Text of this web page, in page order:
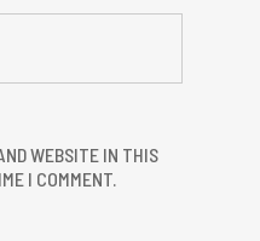
WEBSITE IN THIS
I COMMENT.